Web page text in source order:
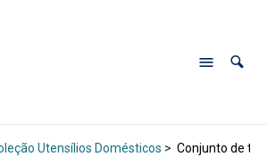
Utensílios Domésticos > Conjunto de